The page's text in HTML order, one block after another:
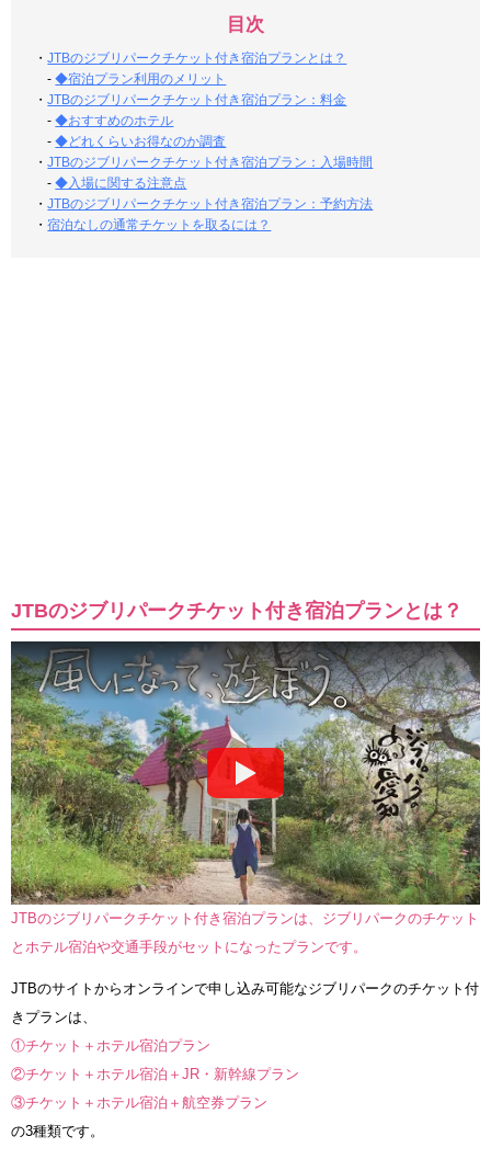
目次
・JTBのジブリパークチケット付き宿泊プランとは？
-◆宿泊プラン利用のメリット
・JTBのジブリパークチケット付き宿泊プラン：料金
-◆おすすめのホテル
-◆どれくらいお得なのか調査
・JTBのジブリパークチケット付き宿泊プラン：入場時間
-◆入場に関する注意点
・JTBのジブリパークチケット付き宿泊プラン：予約方法
・宿泊なしの通常チケットを取るには？
JTBのジブリパークチケット付き宿泊プランとは？
JTBのジブリパークチケット付き宿泊プランは、ジブリパークのチケット
とホテル宿泊や交通手段がセットになったプランです。
JTBのサイトからオンラインで申し込み可能なジブリパークのチケット付
きプランは、
①チケット＋ホテル宿泊プラン
②チケット＋ホテル宿泊＋JR・新幹線プラン
③チケット＋ホテル宿泊＋航空券プラン
の3種類です。